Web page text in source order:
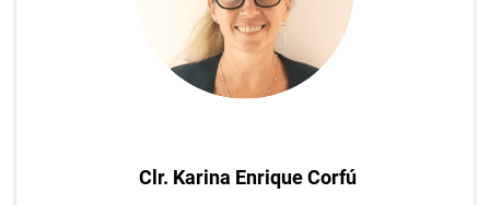
Clr. Karina Enrique Corfú